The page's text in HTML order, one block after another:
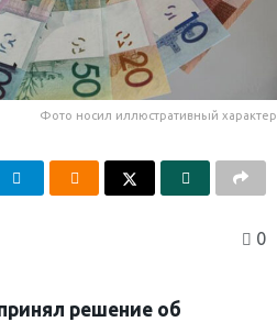
Фото носил иллюстративный характер
0
решение об